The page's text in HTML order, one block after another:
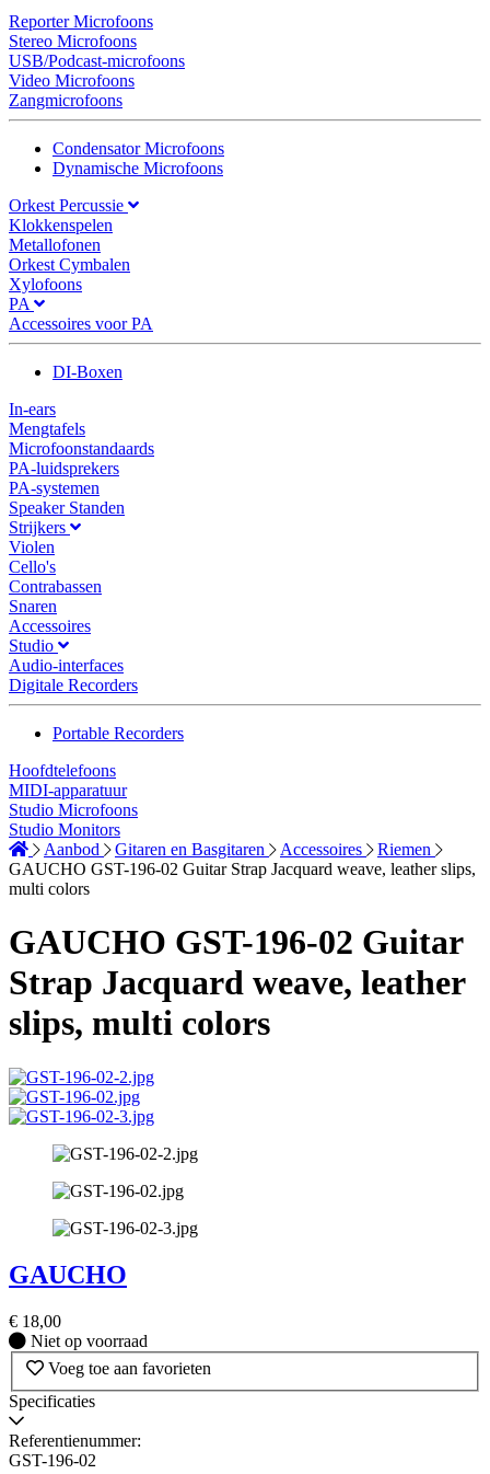
Reporter Microfoons
Stereo Microfoons
USB/Podcast-microfoons
Video Microfoons
Zangmicrofoons
Condensator Microfoons
Dynamische Microfoons
Orkest Percussie
Klokkenspelen
Metallofonen
Orkest Cymbalen
Xylofoons
PA
Accessoires voor PA
DI-Boxen
In-ears
Mengtafels
Microfoonstandaards
PA-luidsprekers
PA-systemen
Speaker Standen
Strijkers
Violen
Cello's
Contrabassen
Snaren
Accessoires
Studio
Audio-interfaces
Digitale Recorders
Portable Recorders
Hoofdtelefoons
MIDI-apparatuur
Studio Microfoons
Studio Monitors
Aanbod
Gitaren en Basgitaren Accessoires
Riemen
GAUCHO GST-196-02 Guitar Strap Jacquard weave, leather slips,
multi colors
GAUCHO GST-196-02 Guitar
Strap Jacquard weave, leather
slips, multi colors
GAUCHO
€ 18,00
Niet
op
voorraad
Niet op voorraad
Voeg toe aan favorieten
Specificaties
Referentienummer:
GST-196-02